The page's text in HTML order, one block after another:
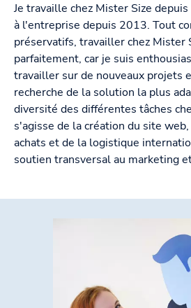
Je travaille chez Mister Size
à l'entreprise depuis 2013. Tout
préservatifs, travailler chez Mister
parfaitement, car je suis
travailler sur de nouveaux projets
recherche de la solution la plus
diversité des différentes tâches
s'agisse de la création du site
achats et de la logistique
soutien transversal au marketing